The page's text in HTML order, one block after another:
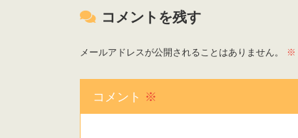
コメントを残す
メールアドレスが公開されることはありません。 ※
コメント ※